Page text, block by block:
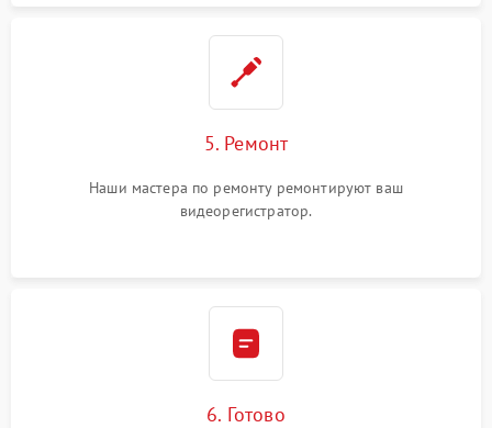
5. Ремонт
Наши мастера по ремонту ремонтируют ваш
видеорегистратор.
6. Готово